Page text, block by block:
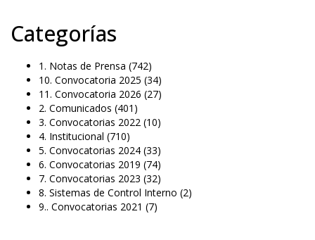
Categorías
1. Notas de Prensa (742)
10. Convocatoria 2025 (34)
11. Convocatoria 2026 (27)
2. Comunicados (401)
3. Convocatorias 2022 (10)
4. Institucional (710)
5. Convocatorias 2024 (33)
6. Convocatorias 2019 (74)
7. Convocatorias 2023 (32)
8. Sistemas de Control Interno (2)
9.. Convocatorias 2021 (7)